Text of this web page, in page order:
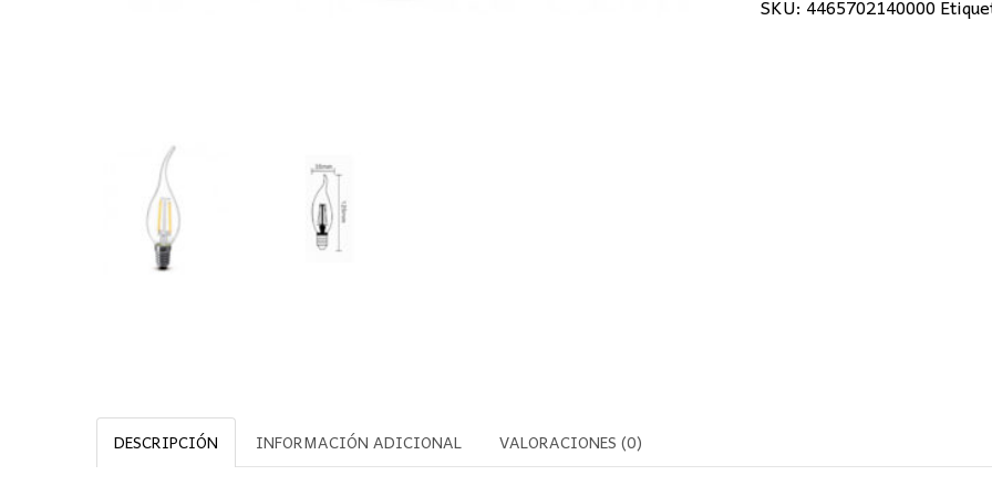
Transparente
SKU: 4465702140000
DESCRIPCIÓN INFORMACIÓN ADICIONAL VALORACIONES (0)